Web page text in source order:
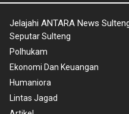
Jelajahi ANTARA News
Seputar Sulteng
Polhukam
Ekonomi Dan Keuangan
Humaniora
Lintas Jagad